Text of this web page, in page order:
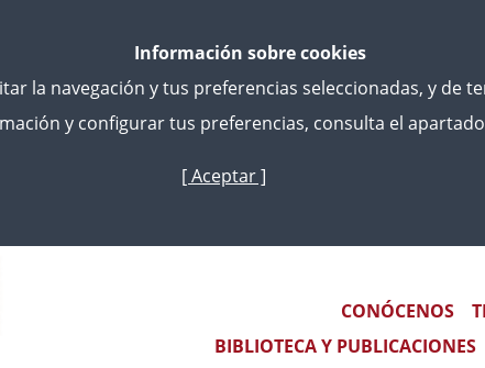
Skip
main
Información sobre cookies
la navegación y tus preferencias seleccionadas, y de
y configurar tus preferencias, consulta el
[ Aceptar ]
Main navigation
CONÓCENOS
BIBLIOTECA Y PUBLICACIONES